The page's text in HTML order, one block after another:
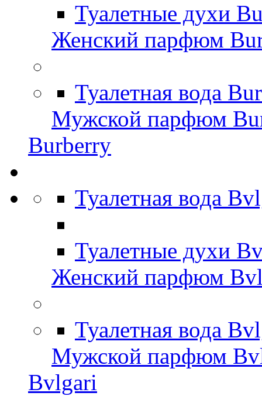
Туалетные духи
Женский парфюм
Туалетная вода
Мужской парфюм
Burberry
Туалетная вода
Туалетные духи
Женский парфюм
Туалетная вода
Мужской парфюм
Bvlgari